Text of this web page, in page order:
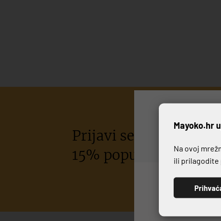
Prijavi se na naš
15% popusta na
Mayoko.hr
Na ovoj
ili prilagodite